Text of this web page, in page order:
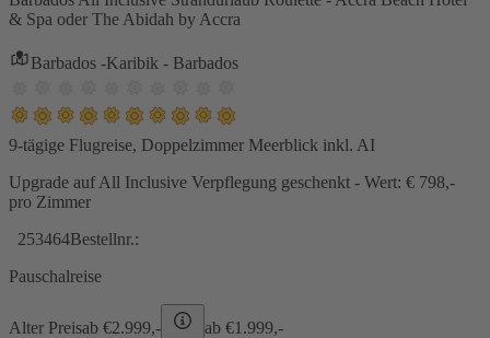
& Spa oder The Abidah by Accra
Barbados -Karibik - Barbados
9-tägige Flugreise, Doppelzimmer Meerblick inkl. AI
Upgrade auf All Inclusive Verpflegung geschenkt - Wert: € 798,-
pro Zimmer
253464Bestellnr.:
Pauschalreise
Alter Preisab €2.999,- ab €1.999,-